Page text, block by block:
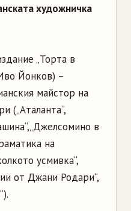
художничка
„Торта в
Йонков) –
майстор на
(„Аталанта“,
в
на
усмивка“,
от Джани Родари“,